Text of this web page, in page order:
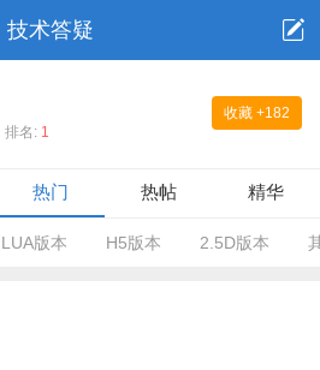
技术答疑
收藏 +182
排名: 1
热门 热帖 精华
LUA版本 H5版本 2.5D版本